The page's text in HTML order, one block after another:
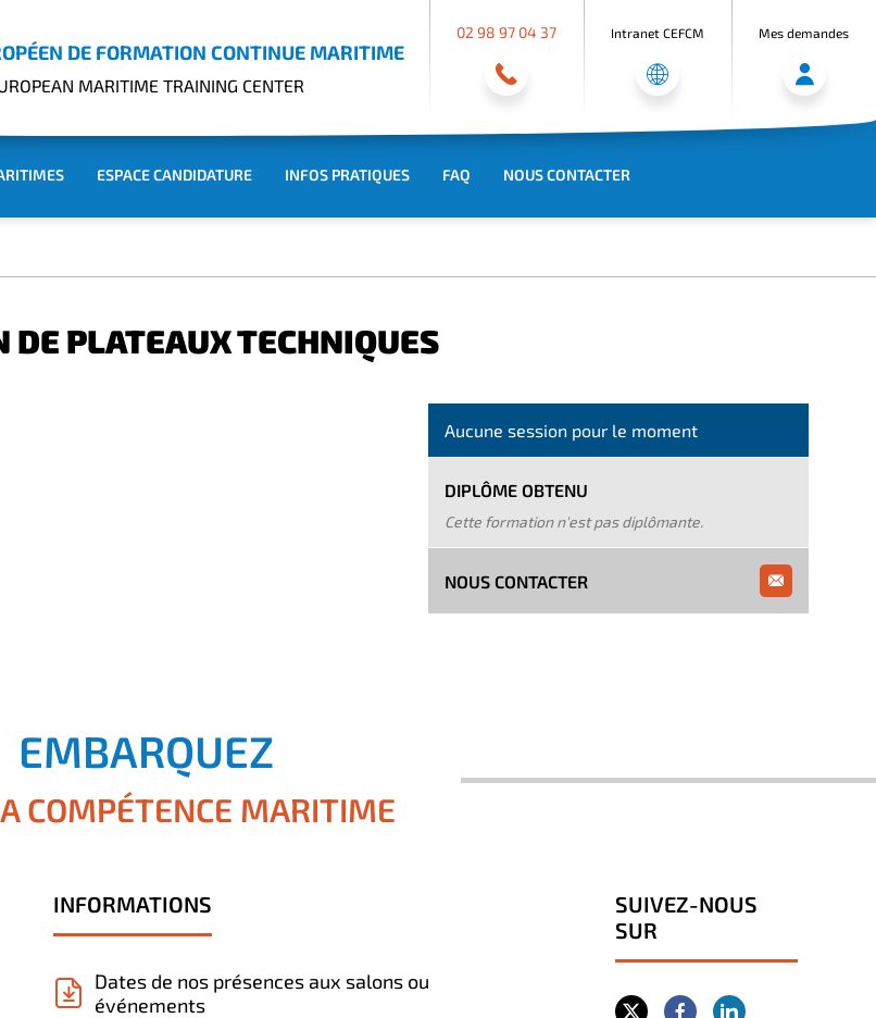
DE FORMATION CONTINUE MARITIME
MARITIME TRAINING CENTER
02 98 97 04 37 Intranet CEFCM Mes demandes
ESPACE CANDIDATURE INFOS PRATIQUES FAQ NOUS CONTACTER
DE PLATEAUX TECHNIQUES
Aucune session pour le moment
DIPLÔME OBTENU
Cette formation n'est pas diplômante.
NOUS CONTACTER
EMBARQUEZ
COMPÉTENCE MARITIME
INFORMATIONS
Dates de nos présences aux salons ou
événements
SUIVEZ-NOUS
SUR